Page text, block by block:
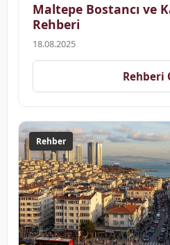
Maltepe Bostancı ve
Rehberi
18.08.2025
Rehberi
Rehber